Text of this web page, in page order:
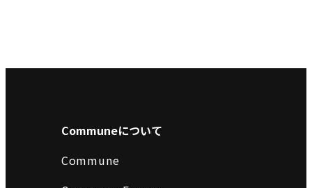
Communeについて
Commune